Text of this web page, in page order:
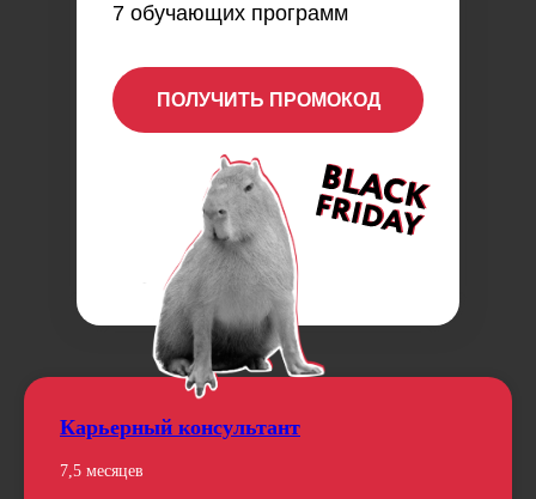
ПОЛУЧИТЬ ПРОМОКОД
7 обучающих программ
Карьерный консультант
7,5 месяцев